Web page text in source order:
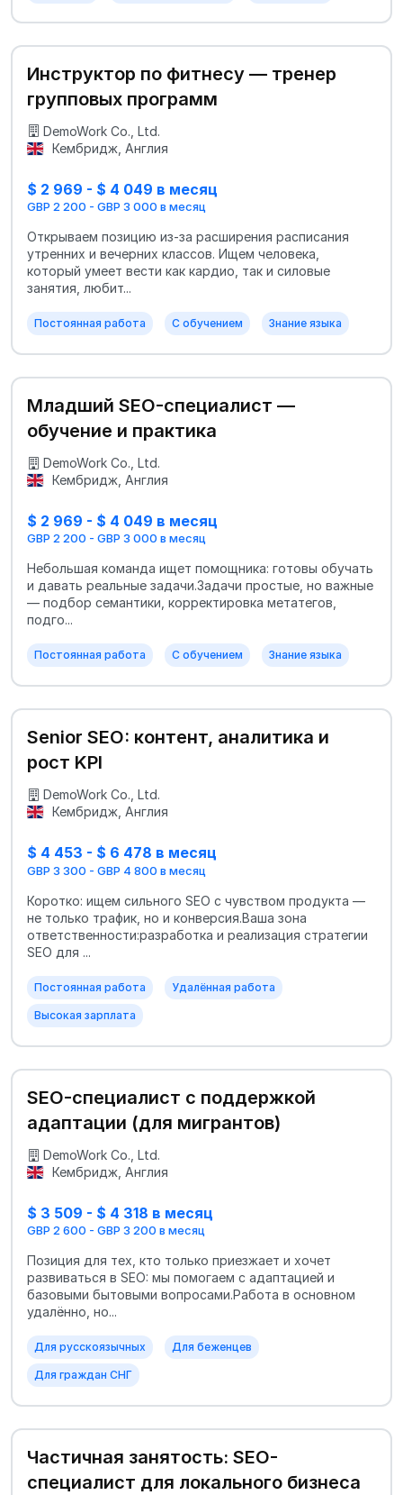
Инструктор по фитнесу — тренер
групповых программ
DemoWork Co., Ltd.
Кембридж, Англия
$ 2 969 - $ 4 049 в месяц
GBP 2 200 - GBP 3 000 в месяц
Открываем позицию из-за расширения расписания
утренних и вечерних классов. Ищем человека,
который умеет вести как кардио, так и силовые
занятия, любит...
Постоянная работа С обучением Знание языка
Младший SEO-специалист —
обучение и практика
DemoWork Co., Ltd.
Кембридж, Англия
$ 2 969 - $ 4 049 в месяц
GBP 2 200 - GBP 3 000 в месяц
Небольшая команда ищет помощника: готовы обучать
и давать реальные задачи.Задачи простые, но важные
— подбор семантики, корректировка метатегов,
подго...
Постоянная работа С обучением Знание языка
Senior SEO: контент, аналитика и
рост KPI
DemoWork Co., Ltd.
Кембридж, Англия
$ 4 453 - $ 6 478 в месяц
GBP 3 300 - GBP 4 800 в месяц
Коротко: ищем сильного SEO с чувством продукта —
не только трафик, но и конверсия.Ваша зона
ответственности:разработка и реализация стратегии
SEO для ...
Постоянная работа Удалённая работа
Высокая зарплата
SEO-специалист с поддержкой
адаптации (для мигрантов)
DemoWork Co., Ltd.
Кембридж, Англия
$ 3 509 - $ 4 318 в месяц
GBP 2 600 - GBP 3 200 в месяц
Позиция для тех, кто только приезжает и хочет
развиваться в SEO: мы помогаем с адаптацией и
базовыми бытовыми вопросами.Работа в основном
удалённо, но...
Для русскоязычных Для беженцев
Для граждан СНГ
Частичная занятость: SEO-
специалист для локального бизнеса